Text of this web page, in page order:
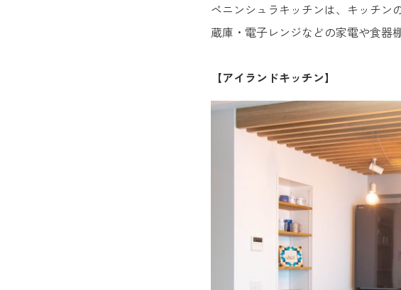
ペニンシュラキッチンは、キッチン
蔵庫・電子レンジなどの家電や食器
【アイランドキッチン】